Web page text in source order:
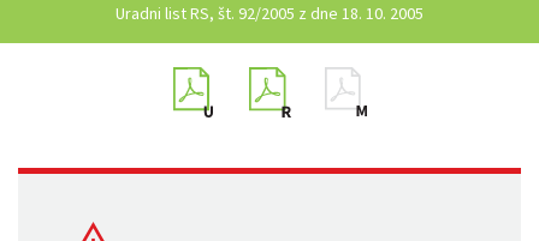
Uradni list RS, št. 92/2005 z dne 18. 10. 2005